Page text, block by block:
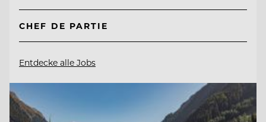
CHEF DE PARTIE
Entdecke alle Jobs